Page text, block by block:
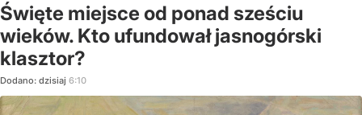
Święte miejsce od ponad sześciu
wieków. Kto ufundował jasnogórski
klasztor?
Dodano: dzisiaj 6:10